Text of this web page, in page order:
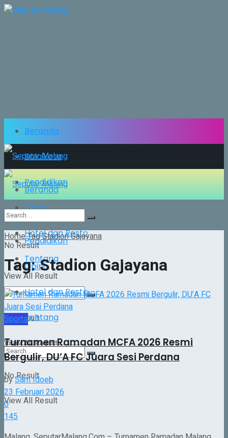
Beranda
Balaikota
Pendidikan
Opini
Hotel dan Resto
Tentang
No Result
View All Result
Beranda
Balaikota
Pendidikan
Opini
Hotel dan Resto
Tentang
No Result
View All Result
No Result
View All Result
HomeTagStadion Gajayana
Tag:Stadion Gajayana
Sports
Turnamen Ramadan MCFA 2026 Resmi
Bergulir, DU’A FC Juara Sesi Perdana
bySam Idoeb
23 Februari 2026
0
145